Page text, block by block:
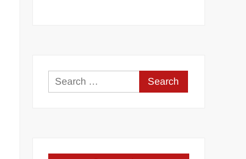
Search
for: